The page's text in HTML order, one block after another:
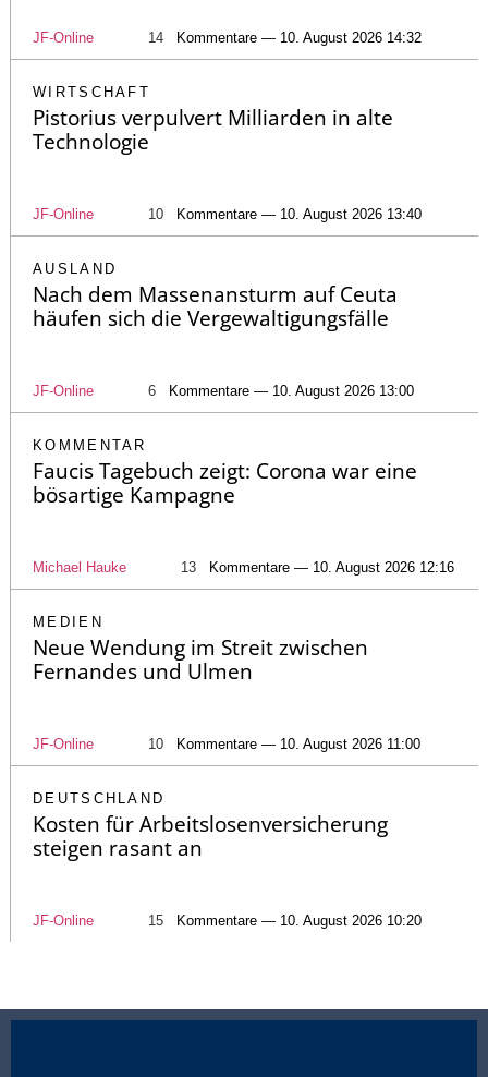
JF-Online 14 Kommentare — 10. August 2026 14:32
WIRTSCHAFT
Pistorius verpulvert Milliarden in alte
Technologie
JF-Online 10 Kommentare — 10. August 2026 13:40
AUSLAND
Nach dem Massenansturm auf Ceuta
häufen sich die Vergewaltigungsfälle
JF-Online 6 Kommentare — 10. August 2026 13:00
KOMMENTAR
Faucis Tagebuch zeigt: Corona war eine
bösartige Kampagne
Michael Hauke 13 Kommentare — 10. August 2026 12:16
MEDIEN
Neue Wendung im Streit zwischen
Fernandes und Ulmen
JF-Online 10 Kommentare — 10. August 2026 11:00
DEUTSCHLAND
Kosten für Arbeitslosenversicherung
steigen rasant an
JF-Online 15 Kommentare — 10. August 2026 10:20